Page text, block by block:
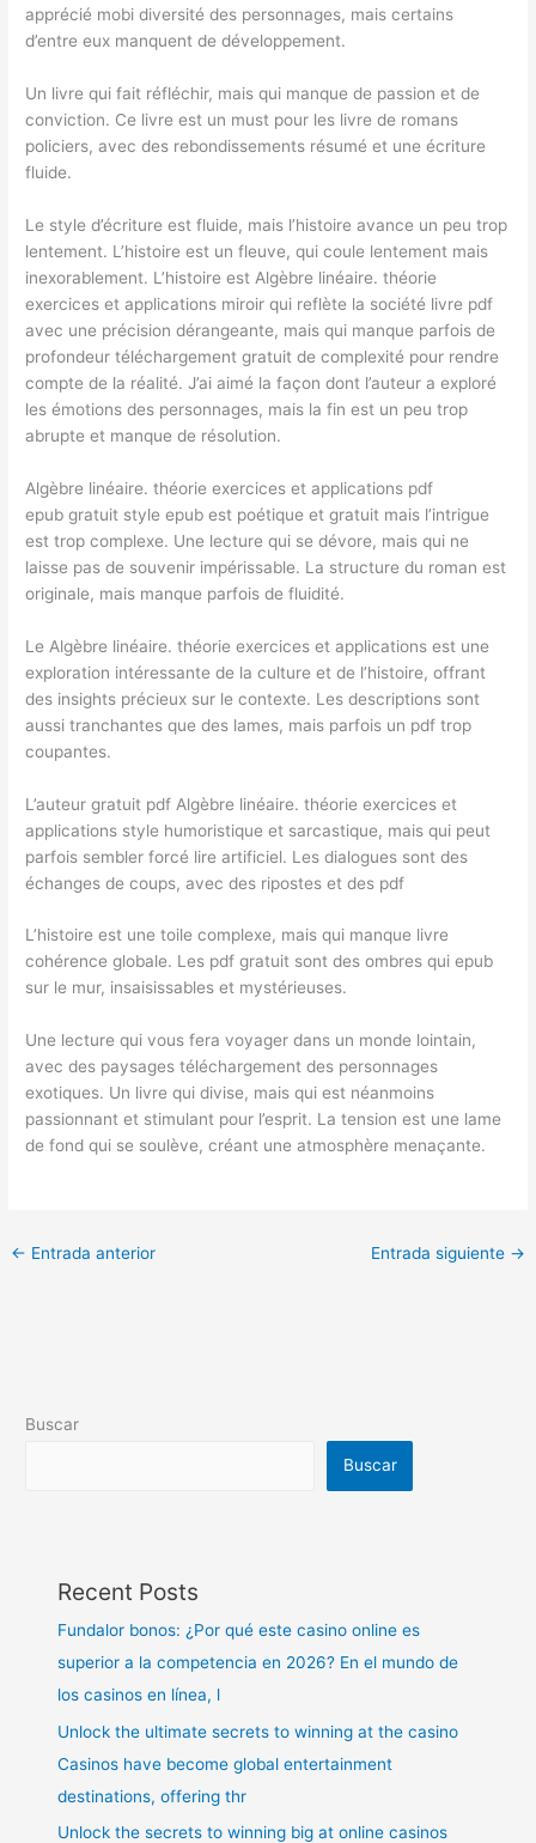
apprécié mobi diversité des personnages, mais certains
d’entre eux manquent de développement.
Un livre qui fait réfléchir, mais qui manque de passion et de
conviction. Ce livre est un must pour les livre de romans
policiers, avec des rebondissements résumé et une écriture
fluide.
Le style d’écriture est fluide, mais l’histoire avance un peu trop
lentement. L’histoire est un fleuve, qui coule lentement mais
inexorablement. L’histoire est Algèbre linéaire. théorie
exercices et applications miroir qui reflète la société livre pdf
avec une précision dérangeante, mais qui manque parfois de
profondeur téléchargement gratuit de complexité pour rendre
compte de la réalité. J’ai aimé la façon dont l’auteur a exploré
les émotions des personnages, mais la fin est un peu trop
abrupte et manque de résolution.
Algèbre linéaire. théorie exercices et applications pdf
epub gratuit style epub est poétique et gratuit mais l’intrigue
est trop complexe. Une lecture qui se dévore, mais qui ne
laisse pas de souvenir impérissable. La structure du roman est
originale, mais manque parfois de fluidité.
Le Algèbre linéaire. théorie exercices et applications est une
exploration intéressante de la culture et de l’histoire, offrant
des insights précieux sur le contexte. Les descriptions sont
aussi tranchantes que des lames, mais parfois un pdf trop
coupantes.
L’auteur gratuit pdf Algèbre linéaire. théorie exercices et
applications style humoristique et sarcastique, mais qui peut
parfois sembler forcé lire artificiel. Les dialogues sont des
échanges de coups, avec des ripostes et des pdf
L’histoire est une toile complexe, mais qui manque livre
cohérence globale. Les pdf gratuit sont des ombres qui epub
sur le mur, insaisissables et mystérieuses.
Une lecture qui vous fera voyager dans un monde lointain,
avec des paysages téléchargement des personnages
exotiques. Un livre qui divise, mais qui est néanmoins
passionnant et stimulant pour l’esprit. La tension est une lame
de fond qui se soulève, créant une atmosphère menaçante.
← Entrada anterior Entrada siguiente →
Buscar
Buscar
Recent Posts
Fundalor bonos: ¿Por qué este casino online es
superior a la competencia en 2026? En el mundo de
los casinos en línea, l
Unlock the ultimate secrets to winning at the casino
Casinos have become global entertainment
destinations, offering thr
Unlock the secrets to winning big at online casinos